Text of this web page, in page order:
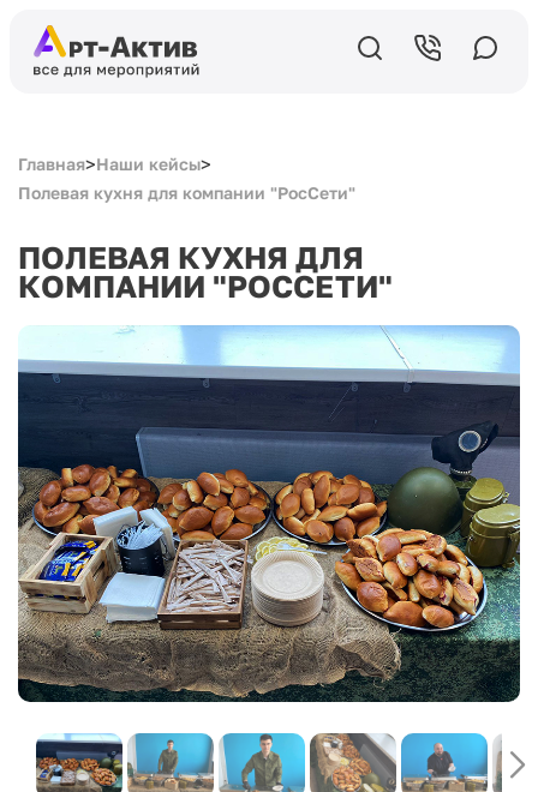
Главная>Наши кейсы>
Полевая кухня для компании "РосСети"
ПОЛЕВАЯ КУХНЯ ДЛЯ
КОМПАНИИ "РОССЕТИ"